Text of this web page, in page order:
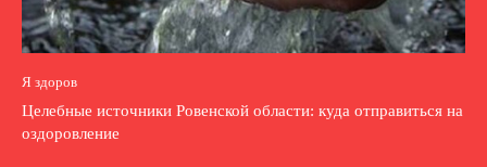
Я здоров
Целебные источники Ровенской области: куда отправиться на
оздоровление